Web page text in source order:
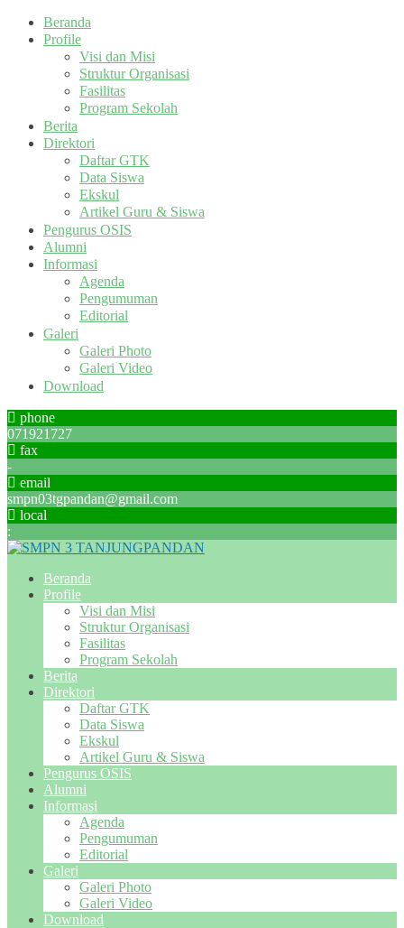
Beranda
Profile
Visi dan Misi
Struktur Organisasi
Fasilitas
Program Sekolah
Berita
Direktori
Daftar GTK
Data Siswa
Ekskul
Artikel Guru & Siswa
Pengurus OSIS
Alumni
Informasi
Agenda
Pengumuman
Editorial
Galeri
Galeri Photo
Galeri Video
Download
phone
071921727
fax
-
email
smpn03tgpandan@gmail.com
local
:
Beranda
Profile
Visi dan Misi
Struktur Organisasi
Fasilitas
Program Sekolah
Berita
Direktori
Daftar GTK
Data Siswa
Ekskul
Artikel Guru & Siswa
Pengurus OSIS
Alumni
Informasi
Agenda
Pengumuman
Editorial
Galeri
Galeri Photo
Galeri Video
Download